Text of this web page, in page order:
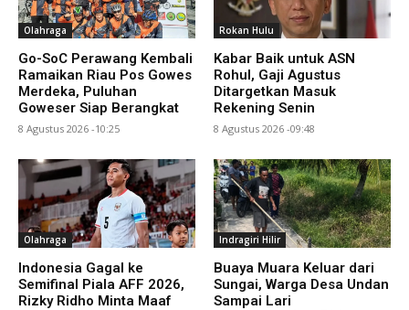
Olahraga
Go-SoC Perawang Kembali
Ramaikan Riau Pos Gowes
Merdeka, Puluhan
Goweser Siap Berangkat
8 Agustus 2026 -10:25
Rokan Hulu
Kabar Baik untuk ASN
Rohul, Gaji Agustus
Ditargetkan Masuk
Rekening Senin
8 Agustus 2026 -09:48
Olahraga
Indonesia Gagal ke
Semifinal Piala AFF 2026,
Rizky Ridho Minta Maaf
Indragiri Hilir
Buaya Muara Keluar dari
Sungai, Warga Desa Undan
Sampai Lari